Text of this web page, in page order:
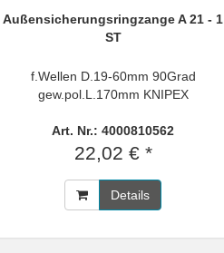
Außensicherungsringzange A 21 - 1
ST
f.Wellen D.19-60mm 90Grad
gew.pol.L.170mm KNIPEX
Art. Nr.: 4000810562
22,02 € *
Details